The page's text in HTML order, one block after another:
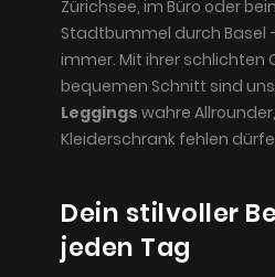
Zürichsee, im Büro oder
Stadtbummel durch Basel
immer. Mit ihrer schlichten
bequemen Schnitt sind
Leggings wahre
Kleiderschrank fehlen
Dein stilvoller
jeden Tag